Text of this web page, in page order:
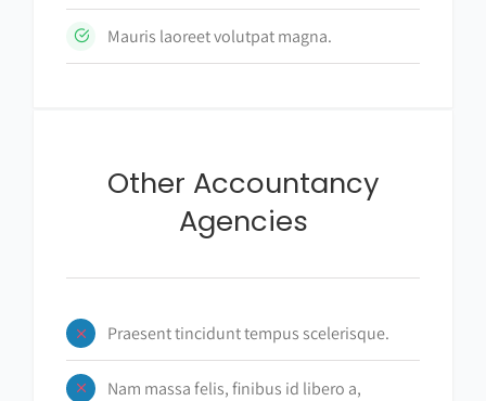
Mauris laoreet volutpat magna.
Other Accountancy
Agencies
Praesent tincidunt tempus scelerisque.
Nam massa felis, finibus id libero a,